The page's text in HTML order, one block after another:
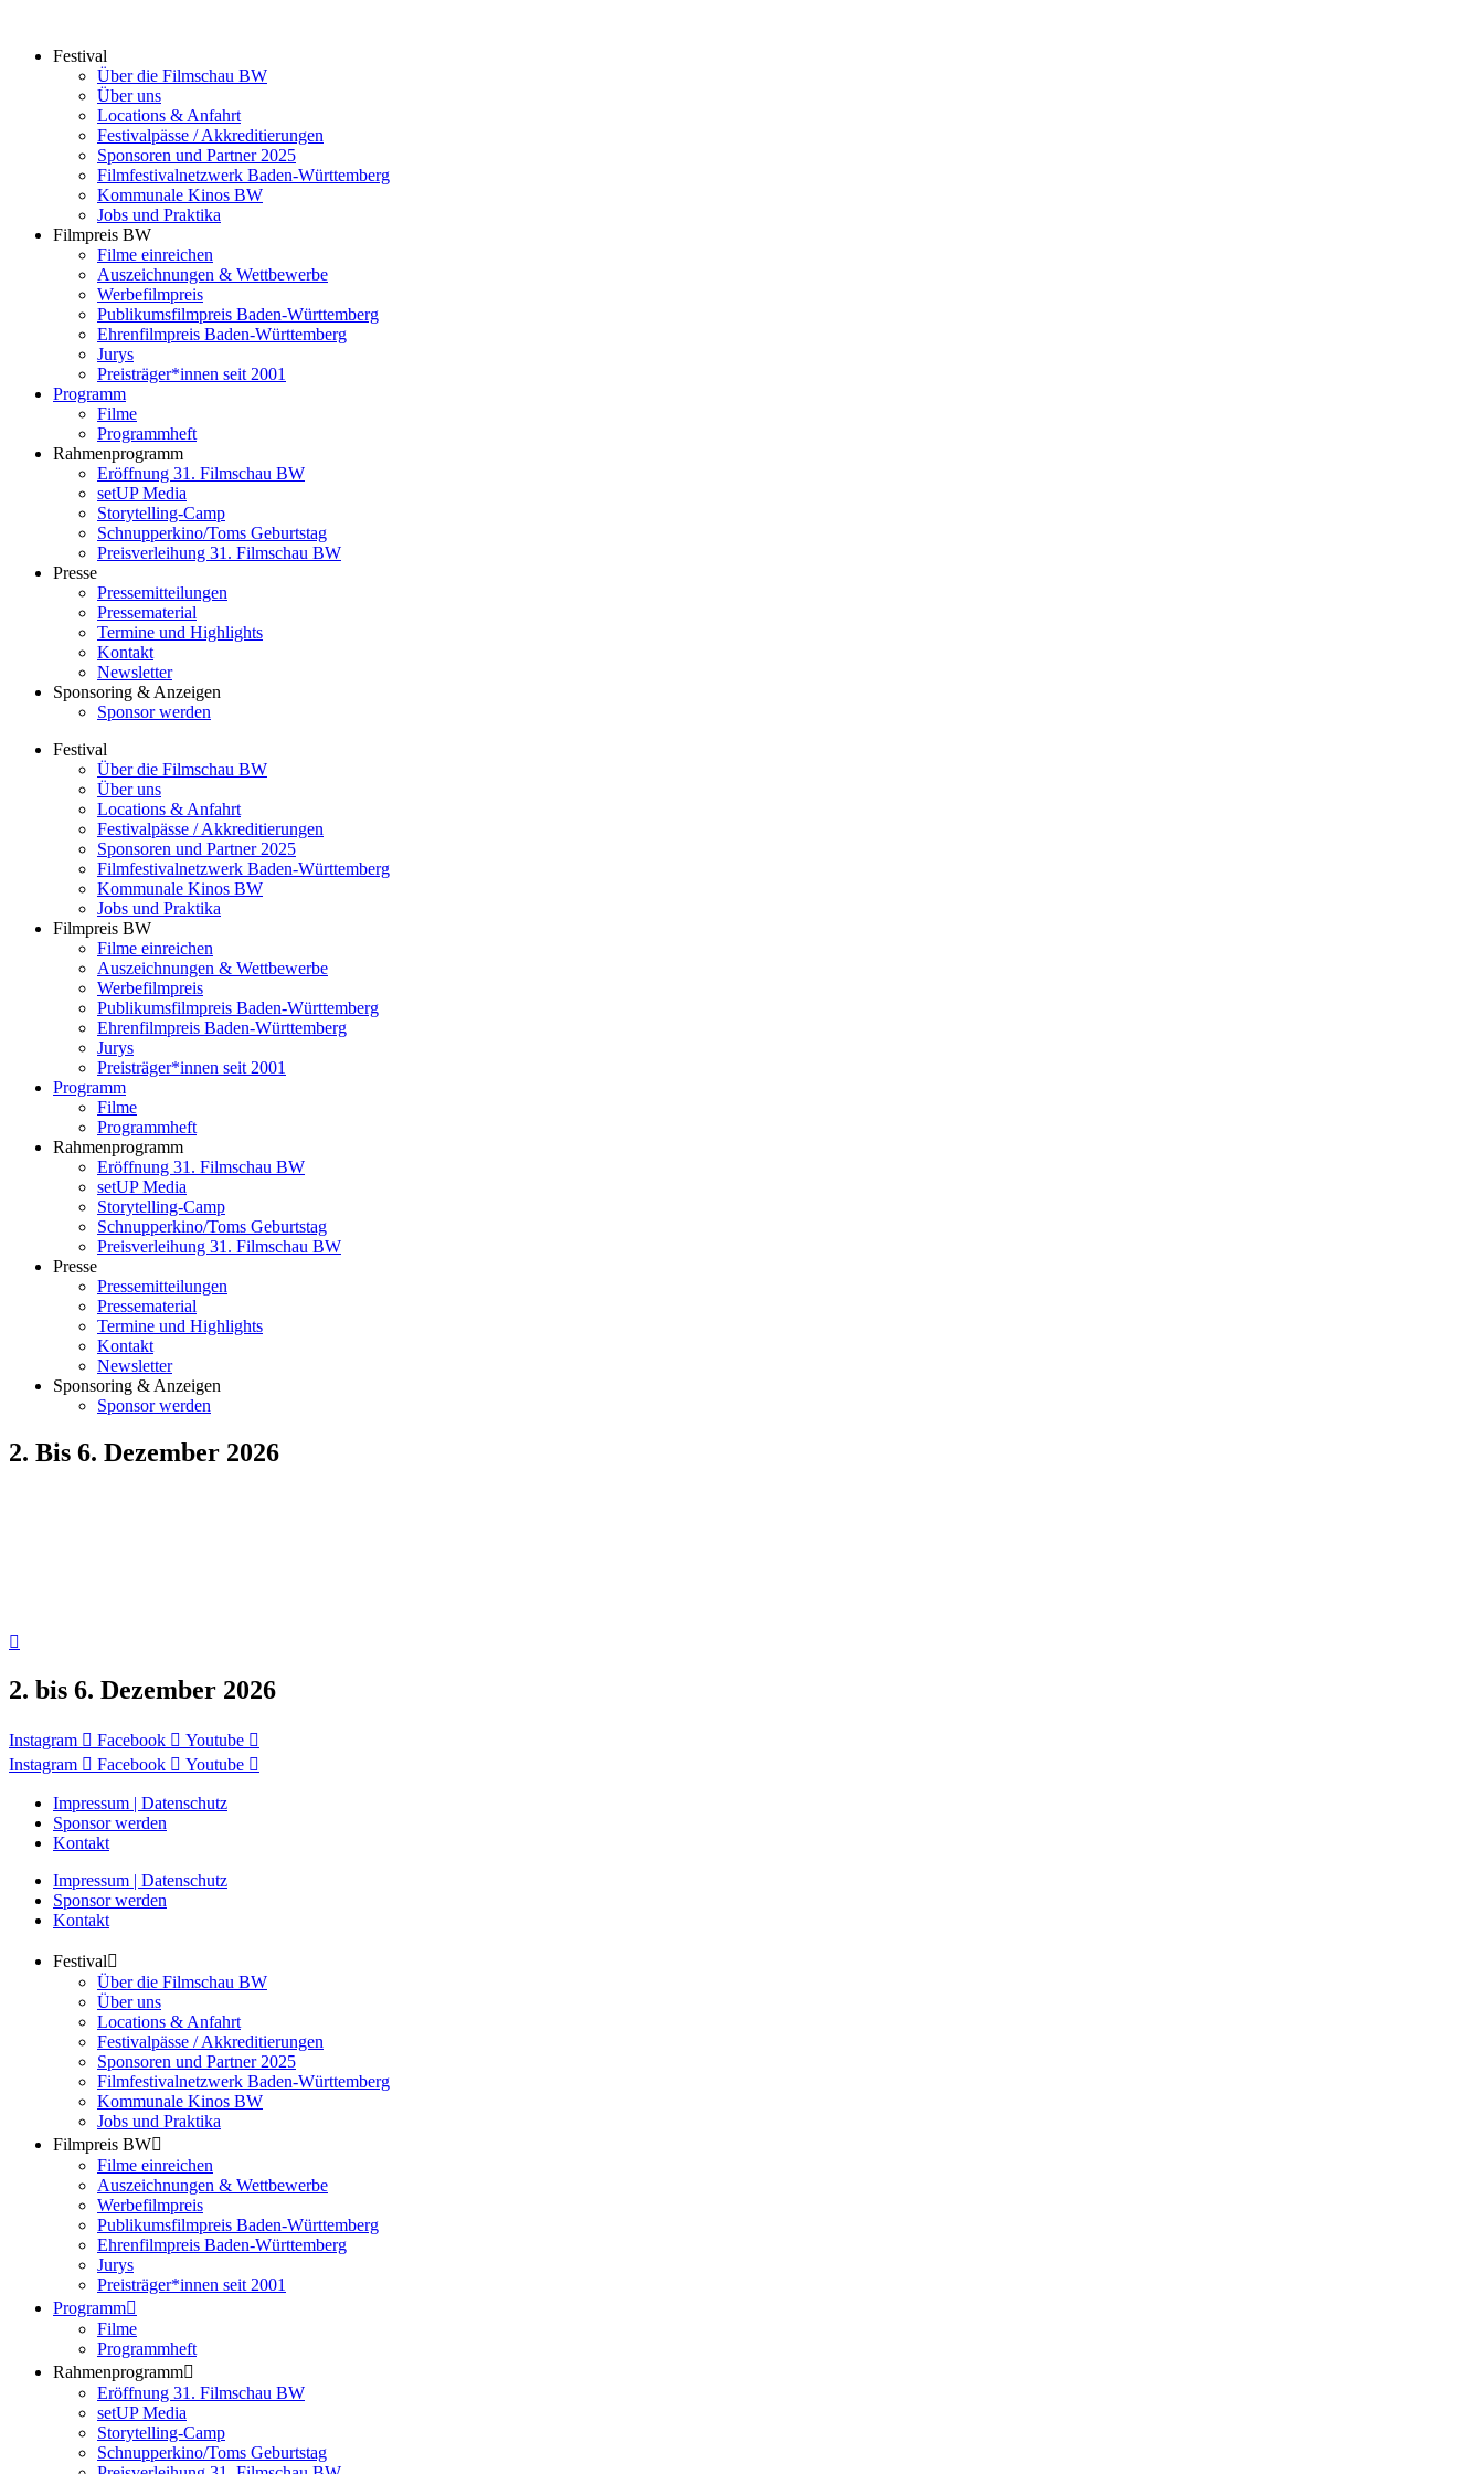
springenFestival
Über die Filmschau BW
Über uns
Locations & Anfahrt
Festivalpässe / Akkreditierungen
Sponsoren und Partner 2025
Filmfestivalnetzwerk ­Baden-Württemberg
Kommunale Kinos BW
Jobs und Praktika
Filmpreis BW
Filme einreichen
Auszeichnungen & Wettbewerbe
Werbefilmpreis
Publikumsfilmpreis Baden-Württemberg
Ehrenfilmpreis Baden-Württemberg
Jurys
Preisträger*innen seit 2001
Programm
Filme
Programmheft
Rahmenprogramm
Eröffnung 31. Filmschau BW
setUP Media
Storytelling-Camp
Schnupperkino/Toms Geburtstag
Preisverleihung 31. Filmschau BW
Presse
Pressemitteilungen
Pressematerial
Termine und Highlights
Kontakt
Newsletter
Sponsoring & Anzeigen
Sponsor werden
Festival
Über die Filmschau BW
Über uns
Locations & Anfahrt
Festivalpässe / Akkreditierungen
Sponsoren und Partner 2025
Filmfestivalnetzwerk ­Baden-Württemberg
Kommunale Kinos BW
Jobs und Praktika
Filmpreis BW
Filme einreichen
Auszeichnungen & Wettbewerbe
Werbefilmpreis
Publikumsfilmpreis Baden-Württemberg
Ehrenfilmpreis Baden-Württemberg
Jurys
Preisträger*innen seit 2001
Programm
Filme
Programmheft
Rahmenprogramm
Eröffnung 31. Filmschau BW
setUP Media
Storytelling-Camp
Schnupperkino/Toms Geburtstag
Preisverleihung 31. Filmschau BW
Presse
Pressemitteilungen
Pressematerial
Termine und Highlights
Kontakt
Newsletter
Sponsoring & Anzeigen
Sponsor werden
2. Bis 6. Dezember 2026
2. bis 6. Dezember 2026
Instagram Facebook
Youtube
Instagram
Facebook Youtube
Impressum | Datenschutz
Sponsor werden
Kontakt
Impressum | Datenschutz
Sponsor werden
Kontakt
Festival
Über die Filmschau BW
Über uns
Locations & Anfahrt
Festivalpässe / Akkreditierungen
Sponsoren und Partner 2025
Filmfestivalnetzwerk ­Baden-Württemberg
Kommunale Kinos BW
Jobs und Praktika
Filmpreis BW
Filme einreichen
Auszeichnungen & Wettbewerbe
Werbefilmpreis
Publikumsfilmpreis Baden-Württemberg
Ehrenfilmpreis Baden-Württemberg
Jurys
Preisträger*innen seit 2001
Programm
Filme
Programmheft
Rahmenprogramm
Eröffnung 31. Filmschau BW
setUP Media
Storytelling-Camp
Schnupperkino/Toms Geburtstag